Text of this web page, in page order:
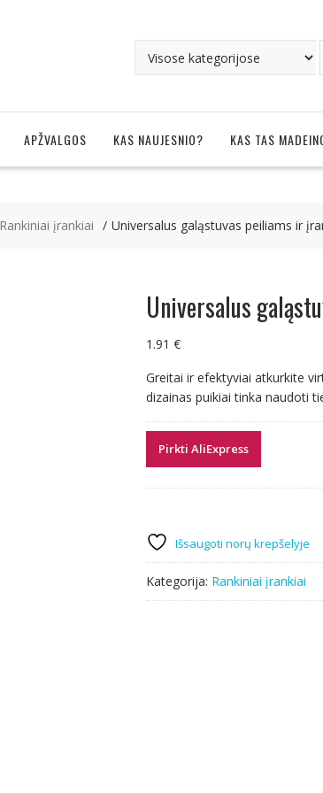
APŽVALGOS KAS NAUJESNIO? KAS TAS
Rankiniai įrankiai Universalus galąstuvas peiliams ir
Universalus
1.91 €
Greitai ir efektyviai atkurkite
dizainas puikiai tinka naudoti
Pirkti AliExpress
Išsaugoti norų krepšelyje
Kategorija: Rankiniai įrankiai